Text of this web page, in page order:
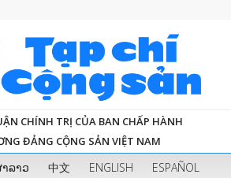
CHÍNH TRỊ CỦA BAN CHẤP HÀNH
ĐẢNG CỘNG SẢN VIỆT NAM
ລາວ 中文 ENGLISH
ESPAÑOL